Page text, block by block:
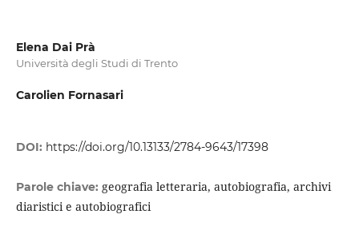
Elena Dai Prà
Università degli Studi di Trento
Carolien Fornasari
DOI: https://doi.org/10.13133/2784-9643/17398
Parole chiave: geografia letteraria, autobiografia, archivi
diaristici e autobiografici